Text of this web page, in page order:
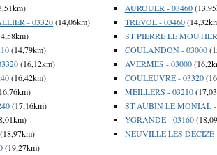
- 03320(14,06km)
(14,79km)
(16,12km)
(16,42km)
(17,16km)
(18,97km)
(19,27km)
AUROUER - 03460
TREVOL - 03460
ST PIERRE LE
COULANDON - 03000
AVERMES - 03000
COULEUVRE - 03320
MEILLERS - 03210
ST AUBIN LE MONIAL -
YGRANDE - 03160
NEUVILLE LES DECIZE